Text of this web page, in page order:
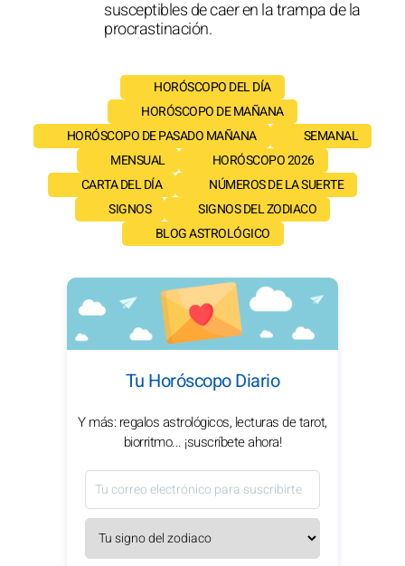
susceptibles de caer en la trampa de la
procrastinación.
HORÓSCOPO DEL DÍA
HORÓSCOPO DE MAÑANA
HORÓSCOPO DE PASADO MAÑANA
SEMANAL
MENSUAL
HORÓSCOPO 2026
CARTA DEL DÍA
NÚMEROS DE LA SUERTE
SIGNOS
SIGNOS DEL ZODIACO
BLOG ASTROLÓGICO
Tu Horóscopo Diario
Y más: regalos astrológicos, lecturas de tarot,
biorritmo... ¡suscríbete ahora!